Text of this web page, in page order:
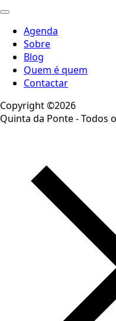
Agenda
Sobre
Blog
Quem é quem
Contactar
Copyright ©2026
Quinta da Ponte - Todos